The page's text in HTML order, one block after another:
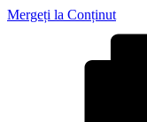
Mergeți la Conținut